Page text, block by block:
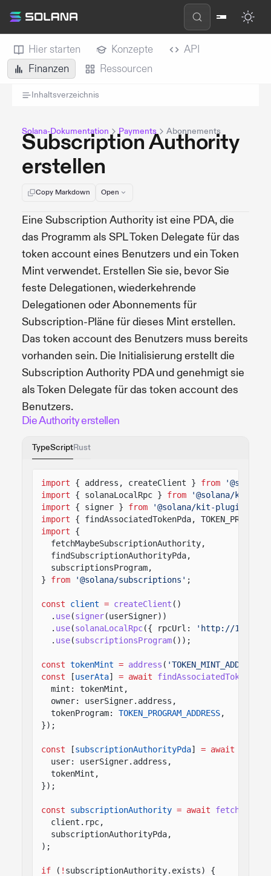
Hier starten Konzepte
API
Finanzen
Ressourcen
Inhaltsverzeichnis
Solana-Dokumentation Payments Abonnements
Subscription Authority
erstellen
Copy Markdown Open
Eine Subscription Authority ist eine PDA, die
das Programm als SPL Token Delegate für das
token account eines Benutzers und ein Token
Mint verwendet. Erstellen Sie sie, bevor Sie
feste Delegationen, wiederkehrende
Delegationen oder Abonnements für
Subscription-Pläne für dieses Mint erstellen.
Das token account des Benutzers muss bereits
vorhanden sein. Die Initialisierung erstellt die
Subscription Authority PDA und genehmigt sie
als Token Delegate für das token account des
Benutzers.
Die Authority erstellen
TypeScriptRust
import { address, createClient } from
import
{ solanaLocalRpc } from
'@solana/kit-
import
{ signer } from
'@solana/kit-plugin-
import
{ findAssociatedTokenPda,
import
{
fetchMaybeSubscriptionAuthority,
findSubscriptionAuthorityPda,
subscriptionsProgram,
}
from '@solana/subscriptions' ;
const client = createClient ()
. use(signer(userSigner))
. use(solanaLocalRpc({ rpcUrl:
'http://
. use(subscriptionsProgram());
const tokenMint = address (
const
[userAta] = await findAssociatedTokenPda
mint: tokenMint,
owner: userSigner.address,
tokenProgram:
TOKEN_PROGRAM_ADDRESS,
});
const [subscriptionAuthorityPda] = await
user: userSigner.address,
tokenMint,
});
const subscriptionAuthority = await
client.rpc,
subscriptionAuthorityPda,
);
if ( ! subscriptionAuthority.exists) {